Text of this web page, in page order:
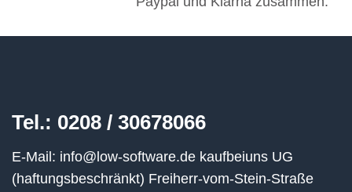
Tel.: 0208 / 30678066
E-Mail: info@low-software.de kaufbeiuns UG
(haftungsbeschränkt) Freiherr-vom-Stein-Straße